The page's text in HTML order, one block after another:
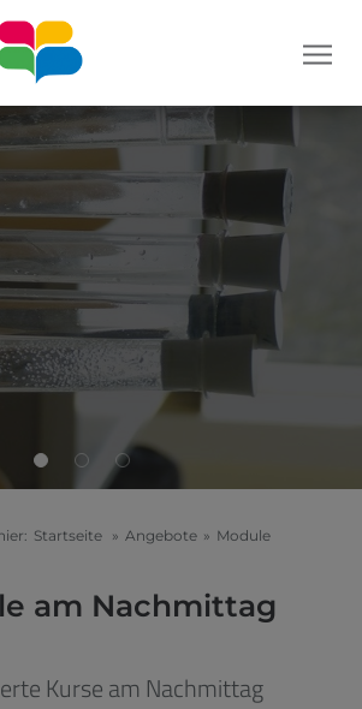
Startseite » Angebote » Module
am Nachmittag
Kurse am Nachmittag